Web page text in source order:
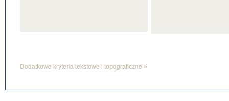
Dodatkowe kryteria tekstowe i topograficzne »